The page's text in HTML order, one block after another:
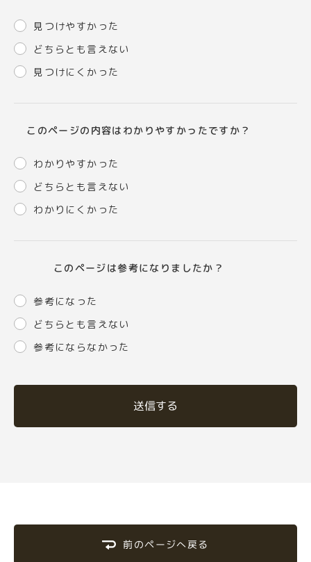
見つけやすかった
どちらとも言えない
見つけにくかった
このページの内容はわかりやすかったですか？
わかりやすかった
どちらとも言えない
わかりにくかった
このページは参考になりましたか？
参考になった
どちらとも言えない
参考にならなかった
送信する
前のページへ戻る